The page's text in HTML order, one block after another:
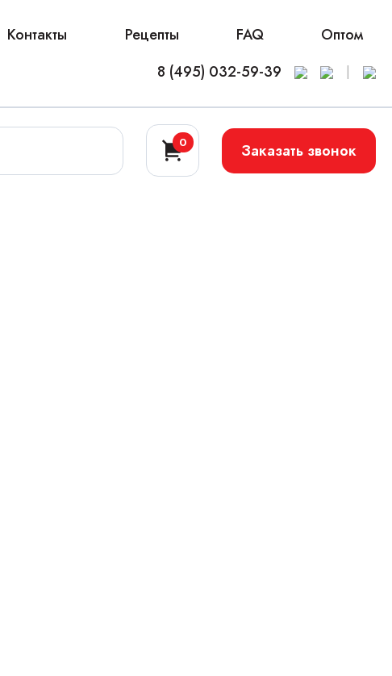
Контакты Рецепты FAQ
Оптом
8 (495) 032-59-39
|
0 Заказать звонок